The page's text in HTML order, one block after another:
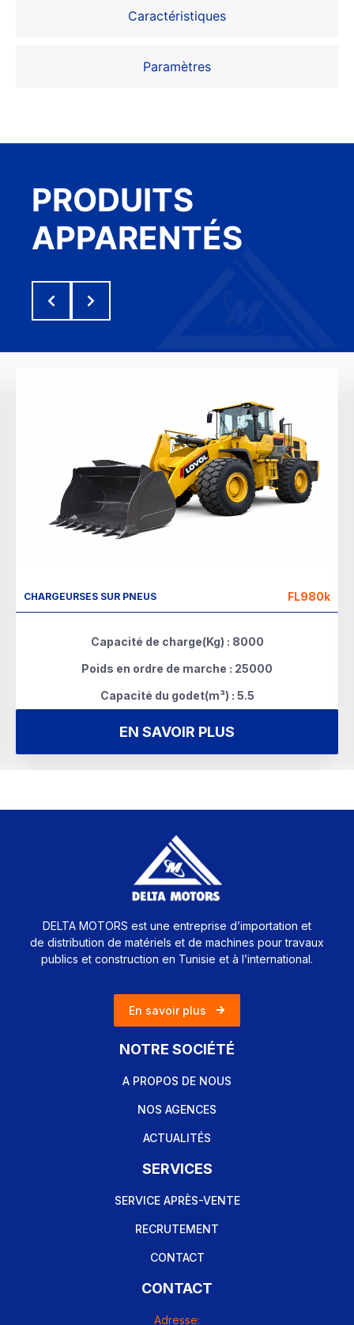
Caractéristiques
Paramètres
PRODUITS
APPARENTÉS
CHARGEURSES SUR PNEUS FL980k
Capacité de charge(Kg) : 8000
Poids en ordre de marche : 25000
Capacité du godet(m³) : 5.5
EN SAVOIR PLUS
DELTA MOTORS est une entreprise d’importation et
de distribution de matériels et de machines pour travaux
publics et construction en Tunisie et à l’international.
En savoir plus
NOTRE SOCIÉTÉ
A PROPOS DE NOUS
NOS AGENCES
ACTUALITÉS
SERVICES
SERVICE APRÈS-VENTE
RECRUTEMENT
CONTACT
CONTACT
Adresse: